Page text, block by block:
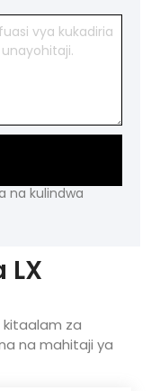
LX
kitaalam za
na mahitaji ya
na kulindwa